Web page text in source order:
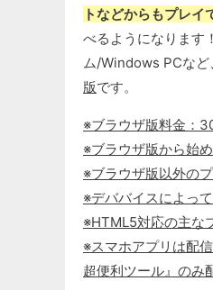
トなどからもプレイ
べるようになりま
ム/Windows PCなど
版です。
※ブラウザ版料金：
※ブラウザ版から始
※ブラウザ版以外の
※デババイスによっ
※HTML5対応の主
※スマホアプリは配
超便利ツール』のみ